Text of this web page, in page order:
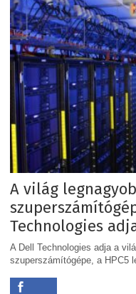
A világ
Technologies
A Dell Technologies adja a
szuperszámítógépe, a HPC5